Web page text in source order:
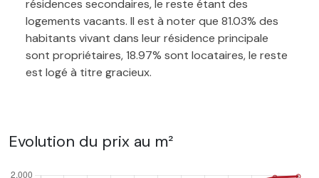
résidences secondaires, le reste étant des
logements vacants. Il est à noter que 81.03% des
habitants vivant dans leur résidence principale
sont propriétaires, 18.97% sont locataires, le reste
est logé à titre gracieux.
Evolution du prix au m²